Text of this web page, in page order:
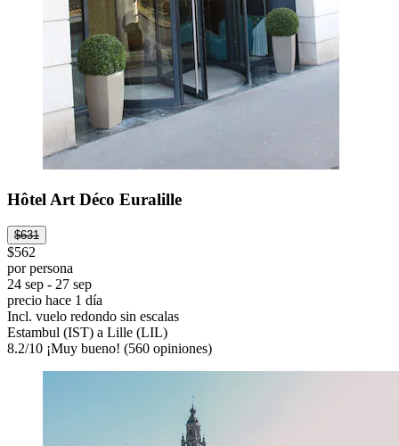
Hôtel Art Déco Euralille
$631
$562
por persona
24 sep - 27 sep
precio hace 1 día
Incl. vuelo redondo sin escalas
Estambul (IST) a Lille (LIL)
8.2/10 ¡Muy bueno! (560 opiniones)